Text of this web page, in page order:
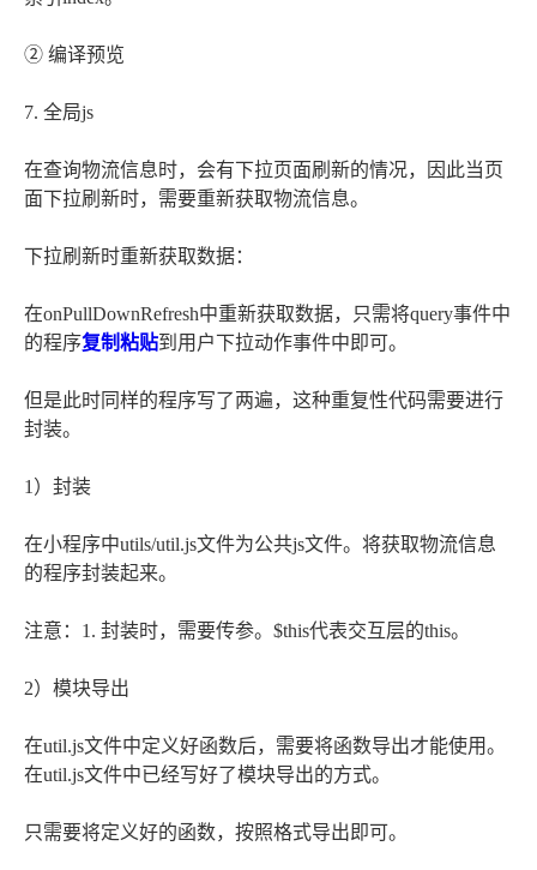
② 编译预览
7. 全局js
在查询物流信息时，会有下拉页面刷新的情况，因此当页
面下拉刷新时，需要重新获取物流信息。
下拉刷新时重新获取数据：
在onPullDownRefresh中重新获取数据，只需将query事件中
的程序复制粘贴到用户下拉动作事件中即可。
但是此时同样的程序写了两遍，这种重复性代码需要进行
封装。
1）封装
在小程序中utils/util.js文件为公共js文件。将获取物流信息
的程序封装起来。
注意：1. 封装时，需要传参。$this代表交互层的this。
2）模块导出
在util.js文件中定义好函数后，需要将函数导出才能使用。
在util.js文件中已经写好了模块导出的方式。
只需要将定义好的函数，按照格式导出即可。